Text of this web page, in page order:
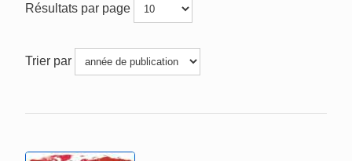
Résultats par page
Trier par